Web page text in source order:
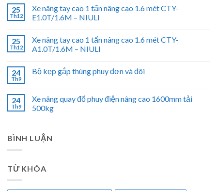
25
Th12
Xe nâng tay cao 1 tấn nâng cao 1.6 mét CTY-
E1.0T/1.6M – NIULI
25
Th12
Xe nâng tay cao 1 tấn nâng cao 1.6 mét CTY-
A1.0T/1.6M – NIULI
24
Th9
Bộ kẹp gắp thùng phuy đơn và đôi
24
Th9
Xe nâng quay đổ phuy điện nâng cao 1600mm tải
500kg
BÌNH LUẬN
TỪ KHÓA